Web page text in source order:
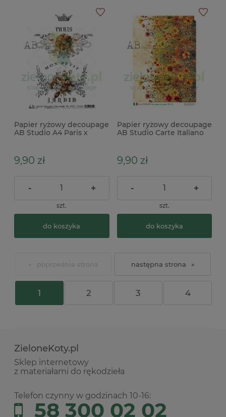
Papier ryżowy decoupage
AB Studio A4 Paris x
9,90 zł
- +
szt.
do koszyka
Papier ryżowy decoupage
AB Studio Carte Italiano
9,90 zł
- +
szt.
do koszyka
1 2 3 4
»
ZieloneKoty.pl
Sklep internetowy
z materiałami do rękodzieła
Telefon czynny w godzinach 10-16:
58 300 02 02